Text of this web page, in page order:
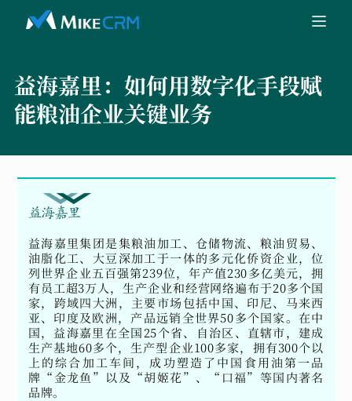
益海嘉里： 如何用数字化手段赋
能粮油企业关键业务
益海嘉里集团是集粮油加工、仓储物流、粮油贸易、
油脂化工、大豆深加工于一体的多元化侨资企业，位
列世界企业五百强第239位，年产值230多亿美元，拥
有员工超3万人，生产企业和经营网络遍布于20多个国
家，跨域四大洲，主要市场包括中国、印尼、马来西
亚、印度及欧洲，产品远销全世界50多个国家。在中
国，益海嘉里在全国25个省、自治区、直辖市，建成
生产基地60多个，生产型企业100多家，拥有300个以
上的综合加工车间，成功塑造了中国食用油第一品
牌“金龙鱼”以及“胡姬花”、“口福”等国内著名
品牌。